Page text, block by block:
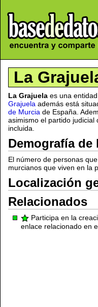
La
La Grajuela es una
Grajuela además está
de Murcia de España.
asimismo el partido judicial
incluida.
Demografía de
El número de personas
murcianos que viven en la
Localización
Relacionados
Participa en la
enlace relacionado en